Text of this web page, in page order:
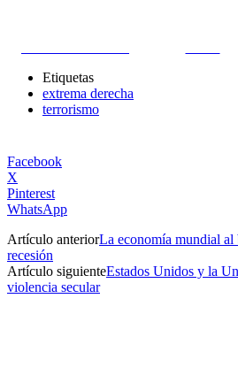
Etiquetas
extrema derecha
terrorismo
Facebook
X
Pinterest
WhatsApp
Artículo anteriorLa economía mundial al
recesión
Artículo siguienteEstados Unidos y la
violencia secular